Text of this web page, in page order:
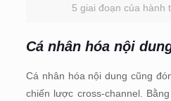
5 giai đoạn của hành
Cá nhân hóa nội
Cá nhân hóa nội dung cũng
chiến lược cross-channel.